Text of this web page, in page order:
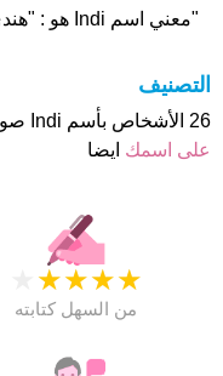
"معني اسم Indi هو : "هندي
التصنيف
26 الأشخاص بأسم Indi صوت على اسمائهم . من فضلك
على اسمك ايضا
★
★
★
★
من السهل كتابته